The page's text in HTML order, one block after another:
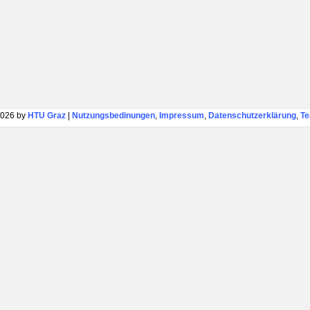
by HTU Graz| Nutzungsbedinungen, Impressum, Datenschutzerklärung,